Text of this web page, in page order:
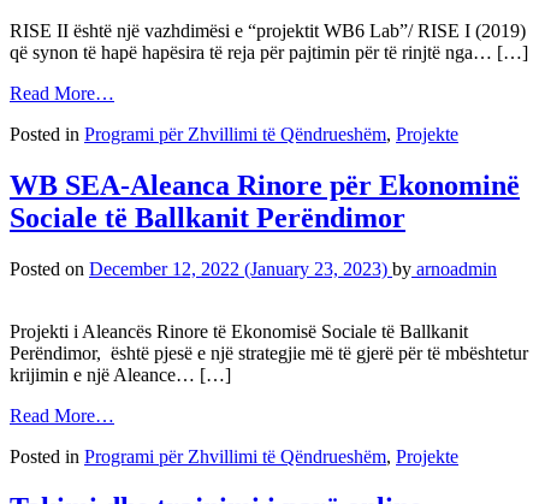
RISE II është një vazhdimësi e “projektit WB6 Lab”/ RISE I (2019)
që synon të hapë hapësira të reja për pajtimin për të rinjtë nga… […]
Read More…
Posted in Programi për Zhvillimi të Qëndrueshëm, Projekte
WB SEA-Aleanca Rinore për Ekonominë
Sociale të Ballkanit Perëndimor
Posted on December 12, 2022 (January 23, 2023) by arnoadmin
Projekti i Aleancës Rinore të Ekonomisë Sociale të Ballkanit
Perëndimor, është pjesë e një strategjie më të gjerë për të mbështetur
krijimin e një Aleance… […]
Read More…
Posted in Programi për Zhvillimi të Qëndrueshëm, Projekte